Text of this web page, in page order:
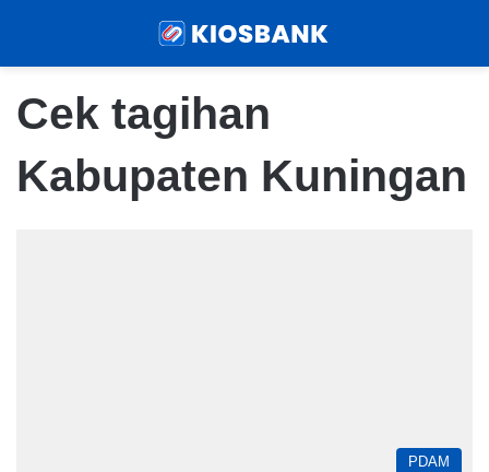
Cek tagihan
Kabupaten Kuningan
PDAM